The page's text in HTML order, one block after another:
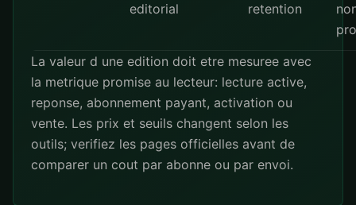
editorial
retention
La valeur d une edition doit etre mesuree avec
la metrique promise au lecteur: lecture active,
reponse, abonnement payant, activation ou
vente. Les prix et seuils changent selon les
outils; verifiez les pages officielles avant de
comparer un cout par abonne ou par envoi.